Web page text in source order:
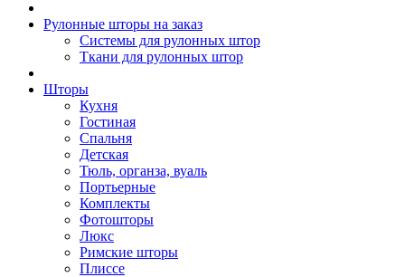
Рулонные шторы на заказ
Системы для рулонных штор
Ткани для рулонных штор
Шторы
Кухня
Гостиная
Спальня
Детская
Тюль, органза, вуаль
Портьерные
Комплекты
Фотошторы
Люкс
Римские шторы
Плиссе